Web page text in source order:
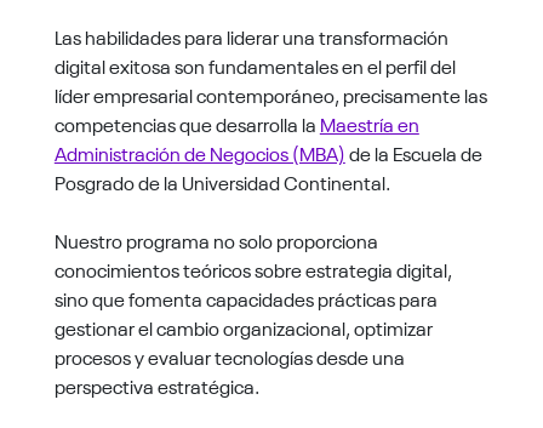
Las habilidades para liderar una transformación
digital exitosa son fundamentales en el perfil del
líder empresarial contemporáneo, precisamente las
competencias que desarrolla la Maestría en
Administración de Negocios (MBA)de la Escuela de
Posgrado de la Universidad Continental.
Nuestro programa no solo proporciona
conocimientos teóricos sobre estrategia digital,
sino que fomenta capacidades prácticas para
gestionar el cambio organizacional, optimizar
procesos y evaluar tecnologías desde una
perspectiva estratégica.